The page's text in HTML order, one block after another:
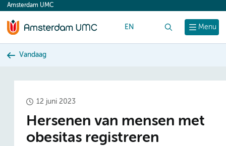
content
Menu
Amsterdam UMC
EN
Vandaag
12 juni 2023
Hersenen van mensen met
obesitas registreren